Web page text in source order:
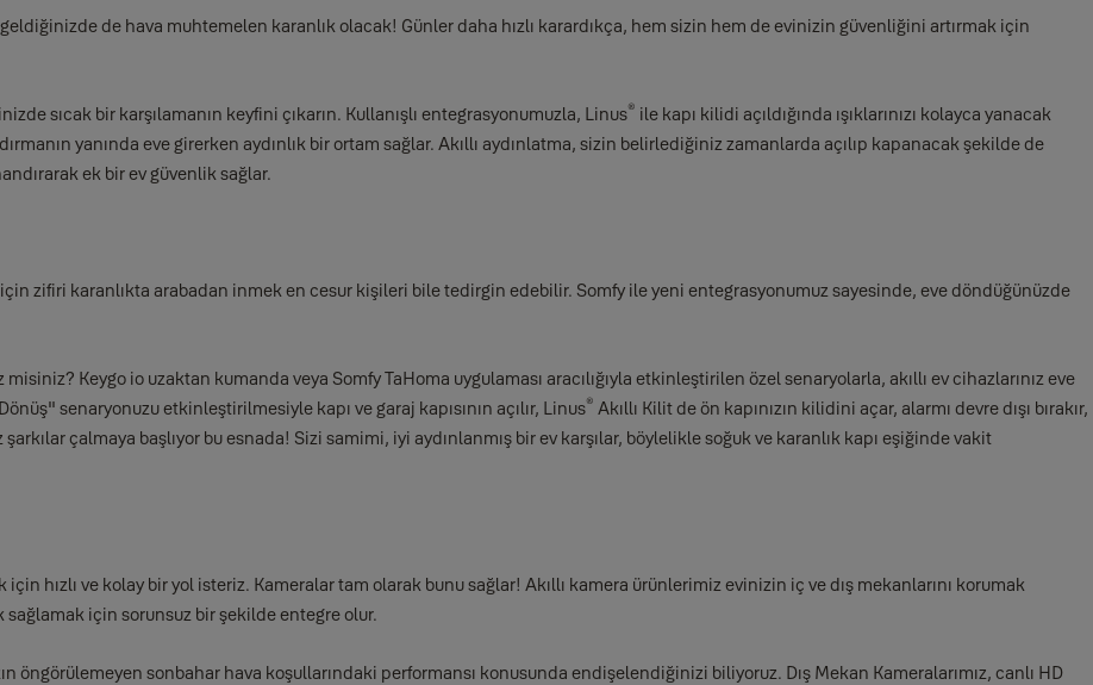
geldiğinizde de hava muhtemelen karanlık olacak! Günler daha hızlı karardıkça, hem sizin hem de evinizin güvenliğini artırmak için
sıcak bir karşılamanın keyfini çıkarın. Kullanışlı entegrasyonumuzla, Linus® ile kapı kilidi açıldığında ışıklarınızı kolayca yanacak
yanında eve girerken aydınlık bir ortam sağlar. Akıllı aydınlatma, sizin belirlediğiniz zamanlarda açılıp kapanacak şekilde de
ek bir ev güvenlik sağlar.
için zifiri karanlıkta arabadan inmek en cesur kişileri bile tedirgin edebilir. Somfy ile yeni entegrasyonumuz sayesinde, eve döndüğünüzde
Keygo io uzaktan kumanda veya Somfy TaHoma uygulaması aracılığıyla etkinleştirilen özel senaryolarla, akıllı ev cihazlarınız eve
senaryonuzu etkinleştirilmesiyle kapı ve garaj kapısının açılır, Linus® Akıllı Kilit de ön kapınızın kilidini açar, alarmı devre dışı bırakır,
şarkılar çalmaya başlıyor bu esnada! Sizi samimi, iyi aydınlanmış bir ev karşılar, böylelikle soğuk ve karanlık kapı eşiğinde vakit
hızlı ve kolay bir yol isteriz. Kameralar tam olarak bunu sağlar! Akıllı kamera ürünlerimiz evinizin iç ve dış mekanlarını korumak
için sorunsuz bir şekilde entegre olur.
öngörülemeyen sonbahar hava koşullarındaki performansı konusunda endişelendiğinizi biliyoruz. Dış Mekan Kameralarımız, canlı HD